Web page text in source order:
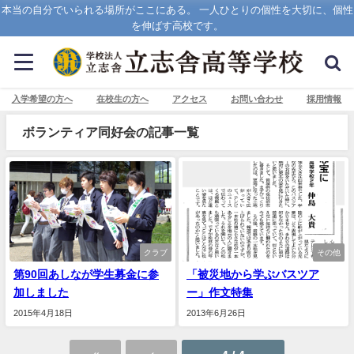
本当の自分でいられる場所がここにある。 一人ひとりの個性を大切に、個性
を伸ばす高校です。
入学希望の方へ 在校生の方へ アクセス お問い合わせ 採用情報
ボランティア同好会の記事一覧
クラブ
第90回あしなが学生募金に参
加しました
2015年4月18日
その他
「被災地から学ぶバスツア
ー」作文特集
2013年6月26日